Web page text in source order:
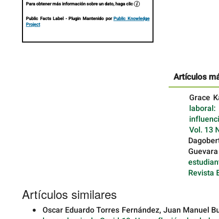
Para obtener más información sobre un dato, haga clic
Public Facts Label - Plugin Mantenido porPublic Knowledge
Project
Artículos
Grace
Vol. 13
Revista
Artículos similares
Oscar Eduardo Torres Fernández, Juan Manuel